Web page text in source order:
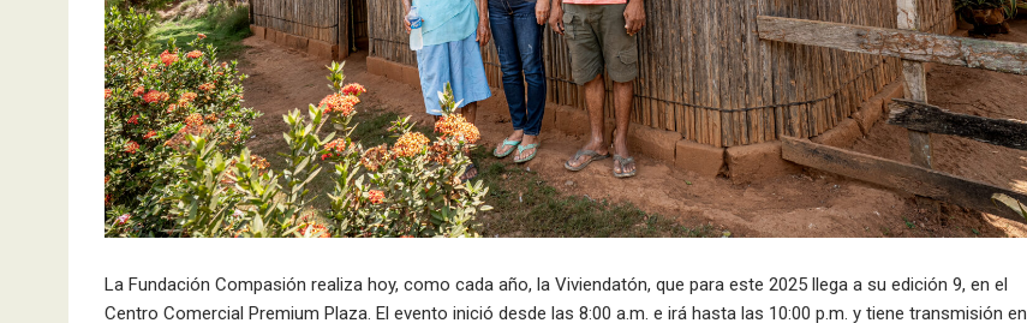
La Fundación Compasión realiza hoy, como cada año, la Viviendatón, que para este 2025 llega a su edición 9, en el
Centro Comercial Premium Plaza. El evento inició desde las 8:00 a.m. e irá hasta las 10:00 p.m. y tiene transmisión en